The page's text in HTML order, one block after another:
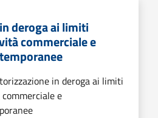
deroga ai limiti
commerciale e
in deroga ai limiti
e